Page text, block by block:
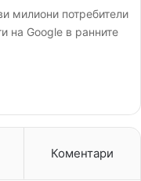
милиони потребители
на Google в ранните
Коментари